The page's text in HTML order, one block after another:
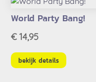
World Party Bang!
€ 14,95
bekijk details